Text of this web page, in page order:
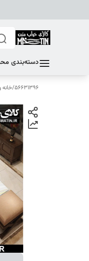
دسته‌بندی
56631396
/خانه